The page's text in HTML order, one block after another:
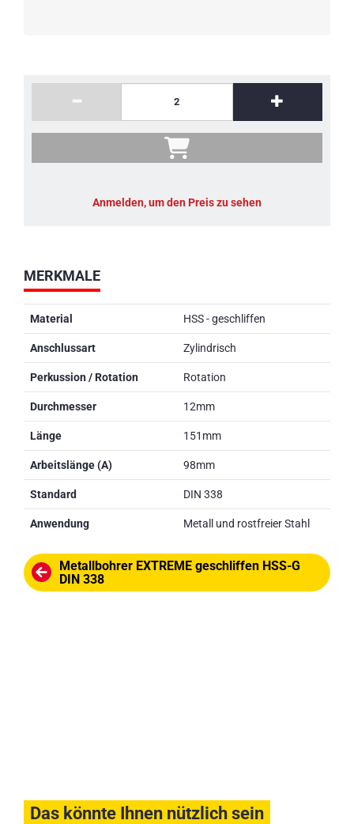
MERKMALE
Material HSS - geschliffen
Anschlussart Zylindrisch
Perkussion / Rotation Rotation
Durchmesser 12mm
Länge 151mm
Arbeitslänge (A) 98mm
Standard DIN 338
Anwendung Metall und rostfreier Stahl
Metallbohrer EXTREME geschliffen HSS-G
DIN 338
Anmelden, um den Preis zu sehen
Das könnte Ihnen nützlich sein